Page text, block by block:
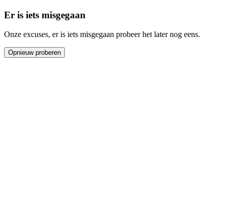
Er is iets misgegaan
Onze excuses, er is iets misgegaan probeer het later nog eens.
Opnieuw proberen